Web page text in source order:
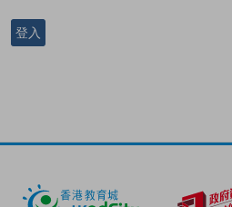
登入